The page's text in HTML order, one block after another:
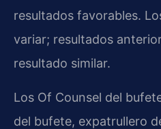
resultados favorables.
variar; resultados
resultado similar.
Los Of Counsel del
del bufete, expatrullero